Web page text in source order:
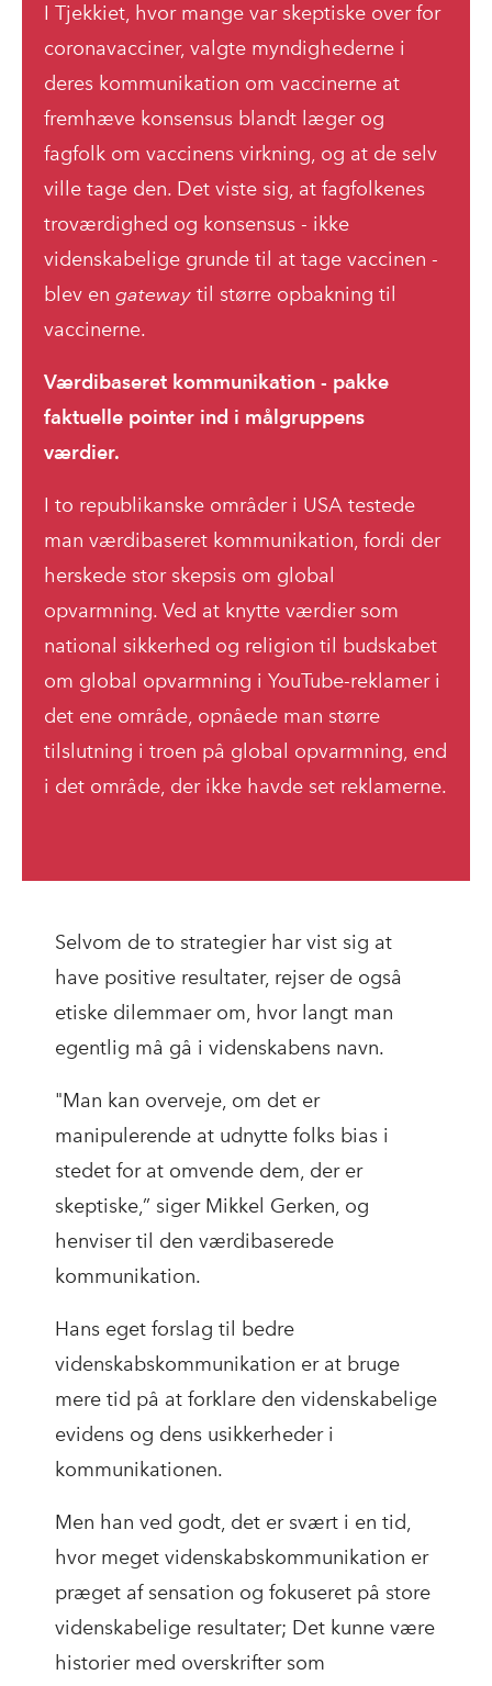
I Tjekkiet, hvor mange var skeptiske over for
coronavacciner, valgte myndighederne i
deres kommunikation om vaccinerne at
fremhæve konsensus blandt læger og
fagfolk om vaccinens virkning, og at de selv
ville tage den. Det viste sig, at fagfolkenes
troværdighed og konsensus - ikke
videnskabelige grunde til at tage vaccinen -
blev en gateway til større opbakning til
vaccinerne.
Værdibaseret kommunikation - pakke
faktuelle pointer ind i målgruppens
værdier.
I to republikanske områder i USA testede
man værdibaseret kommunikation, fordi der
herskede stor skepsis om global
opvarmning. Ved at knytte værdier som
national sikkerhed og religion til budskabet
om global opvarmning i YouTube-reklamer i
det ene område, opnåede man større
tilslutning i troen på global opvarmning, end
i det område, der ikke havde set reklamerne.
Selvom de to strategier har vist sig at
have positive resultater, rejser de også
etiske dilemmaer om, hvor langt man
egentlig må gå i videnskabens navn.
"Man kan overveje, om det er
manipulerende at udnytte folks bias i
stedet for at omvende dem, der er
skeptiske,” siger Mikkel Gerken, og
henviser til den værdibaserede
kommunikation.
Hans eget forslag til bedre
videnskabskommunikation er at bruge
mere tid på at forklare den videnskabelige
evidens og dens usikkerheder i
kommunikationen.
Men han ved godt, det er svært i en tid,
hvor meget videnskabskommunikation er
præget af sensation og fokuseret på store
videnskabelige resultater; Det kunne være
historier med overskrifter som